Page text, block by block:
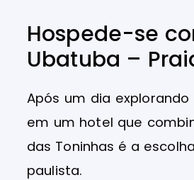
Hospede-se
Ubatuba –
Após um dia
em um hotel que
das Toninhas é a
paulista.